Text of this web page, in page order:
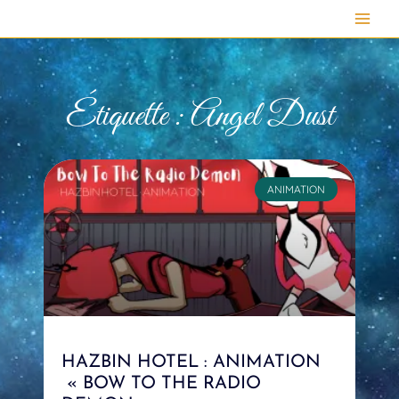
contenu
Étiquette : Angel Dust
ANIMATION
HAZBIN HOTEL : ANIMATION
« BOW TO THE RADIO